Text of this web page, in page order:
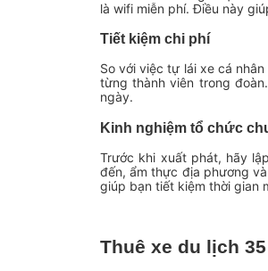
là wifi miễn phí. Điều này
Tiết kiệm chi phí
So với việc tự lái xe cá
từng thành viên trong
ngày.
Kinh nghiệm tổ chức
Trước khi xuất phát, hãy
đến, ẩm thực địa phương
giúp bạn tiết kiệm thời gian
Thuê xe du lịch